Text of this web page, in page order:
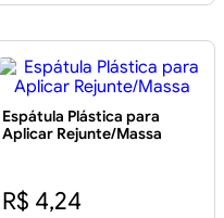
Espátula Plástica para
Aplicar Rejunte/Massa
R$ 4,24